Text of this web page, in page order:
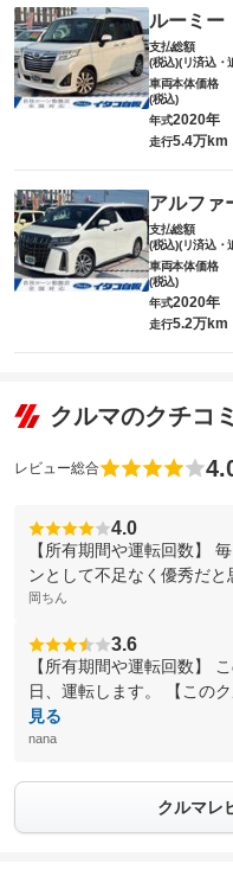
ルーミー
支払総額
(税込)(リ済込・
車両本体価格
(税込)
年式2020年
走行5.4万km
アルファ
支払総額
(税込)(リ済込・
車両本体価格
(税込)
年式2020年
走行5.2万km
クルマのクチコミ
レビュー総合
4.0
【所有期間や運転回数】
ンとして不足なく優秀だと
岡ちん
3.6
【所有期間や運転回数】
日、運転します。 【この
見る
nana
クルマレ